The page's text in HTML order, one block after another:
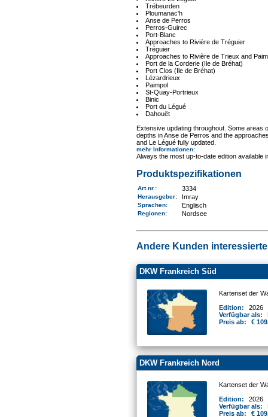
Trébeurden
Ploumanac'h
Anse de Perros
Perros-Guirec
Port-Blanc
Approaches to Rivière de Tréguier
Tréguier
Approaches to Rivière de Trieux and
Port de la Corderie (Ile de Bréhat)
Port Clos (Ile de Bréhat)
Lézardrieux
Paimpol
St-Quay-Portrieux
Binic
Port du Légué
Dahouët
Extensive updating throughout. Some areas
depths in Anse de Perros and the
and Le Légué fully updated.
mehr Informationen:
Always the most up-to-date edition
Produktspezifikationen
Art.nr. : 3334
Herausgeber: Imray
Sprachen: Englisch
Regionen: Nordsee
Andere Kunden
DKW Frankreich Süd
Kartenset der
Edition:
2026
Verfügbar als:
Preis ab:
€
DKW Frankreich Nord
Kartenset der
Edition:
2026
Verfügbar als:
Preis ab:
€